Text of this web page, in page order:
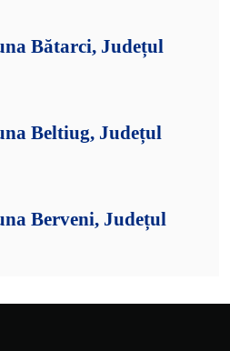
Bătarci, Județul
Beltiug, Județul
Berveni, Județul